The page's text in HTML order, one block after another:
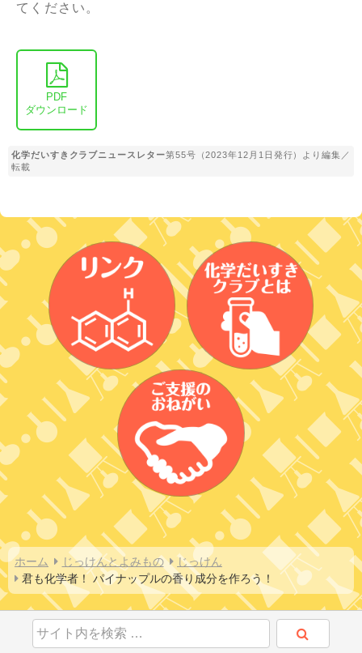
てください。
PDF
ダウンロード
化学だいすきクラブニュースレター第55号（2023年12月1日発行）より編集／
転載
ホーム じっけんとよみもの
じっけん
君も化学者！ パイナップルの香り成分を作ろう！